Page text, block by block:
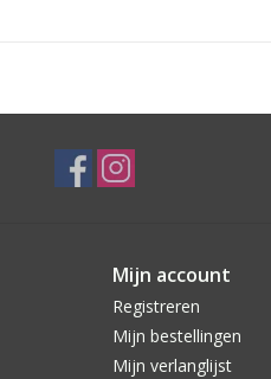
Mijn account
Registreren
Mijn bestellingen
Mijn verlanglijst